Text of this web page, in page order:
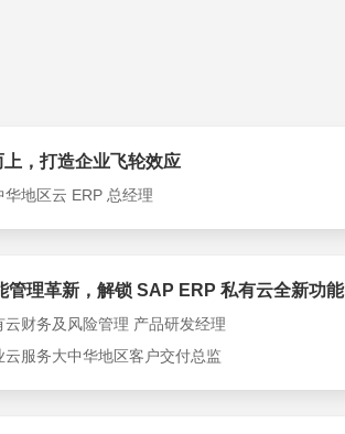
，打造企业飞轮效应
地区云 ERP 总经理
管理革新，解锁 SAP ERP 私有云全新功能
财务及风险管理 产品研发经理
服务大中华地区客户交付总监